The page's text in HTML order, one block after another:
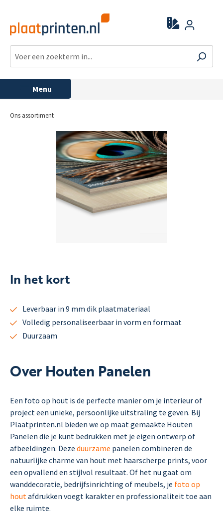
Menu
Ons assortiment
In het kort
Leverbaar in 9 mm dik plaatmateriaal
Volledig personaliseerbaar in vorm en formaat
Duurzaam
Over Houten Panelen
Een foto op hout is de perfecte manier om je interieur of
project een unieke, persoonlijke uitstraling te geven. Bij
Plaatprinten.nl bieden we op maat gemaakte Houten
Panelen die je kunt bedrukken met je eigen ontwerp of
afbeeldingen. Deze duurzame panelen combineren de
natuurlijke charme van hout met haarscherpe prints, voor
een opvallend en stijlvol resultaat. Of het nu gaat om
wanddecoratie, bedrijfsinrichting of meubels, je foto op
houtafdrukken voegt karakter en professionaliteit toe aan
elke ruimte.